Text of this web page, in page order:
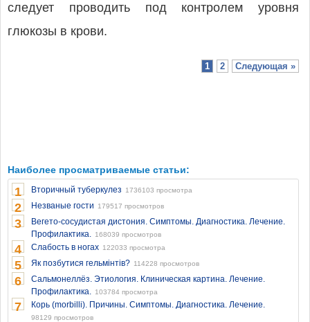
следует проводить под контролем уровня
глюкозы в крови.
1 2 Следующая »
Наиболее просматриваемые статьи:
1 Вторичный туберкулез 1736103 просмотра
2 Незваные гости 179517 просмотров
3
Вегето-сосудистая дистония. Симптомы. Диагностика. Лечение.
Профилактика. 168039 просмотров
4 Слабость в ногах 122033 просмотра
5 Як позбутися гельмінтів? 114228 просмотров
6
Сальмонеллёз. Этиология. Клиническая картина. Лечение.
Профилактика. 103784 просмотра
7 Корь (morbilli). Причины. Симптомы. Диагностика. Лечение.
98129 просмотров